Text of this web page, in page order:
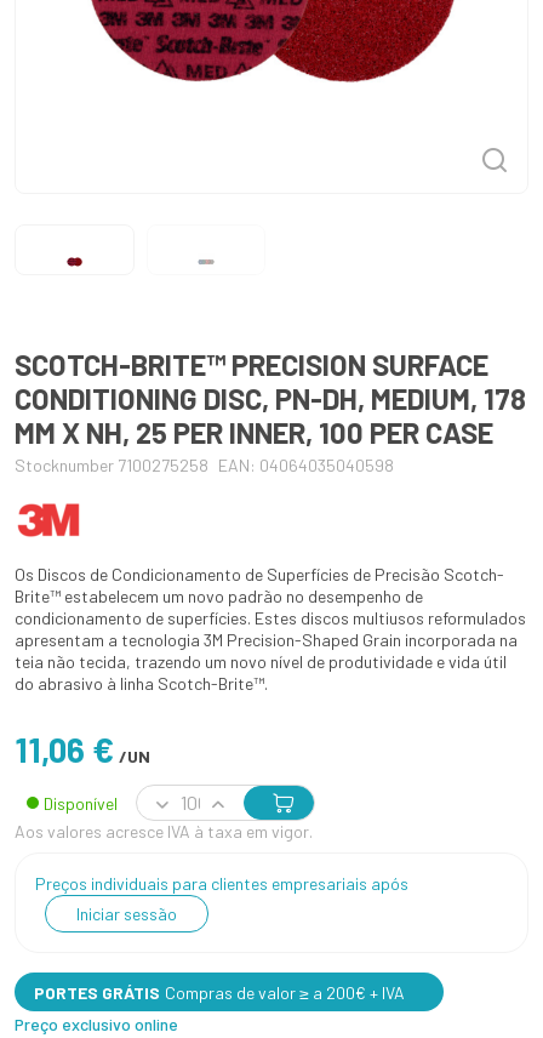
SCOTCH-BRITE™ PRECISION SURFACE
CONDITIONING DISC, PN-DH, MEDIUM, 178
MM X NH, 25 PER INNER, 100 PER CASE
Stocknumber 7100275258 EAN: 04064035040598
Os Discos de Condicionamento de Superfícies de Precisão Scotch-
Brite™ estabelecem um novo padrão no desempenho de
condicionamento de superfícies. Estes discos multiusos reformulados
apresentam a tecnologia 3M Precision-Shaped Grain incorporada na
teia não tecida, trazendo um novo nível de produtividade e vida útil
do abrasivo à linha Scotch-Brite™.
11,06 € /UN
Disponível
Aos valores acresce IVA à taxa em vigor.
Preços individuais para clientes empresariais após
Iniciar sessão
PORTES GRÁTIS Compras de valor ≥ a 200€ + IVA
Preço exclusivo online